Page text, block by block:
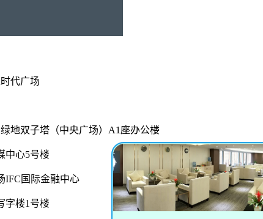
代广场
地双子塔（中央广场）A1座办公楼
中心5号楼
IFC国际金融中心
字楼1号楼